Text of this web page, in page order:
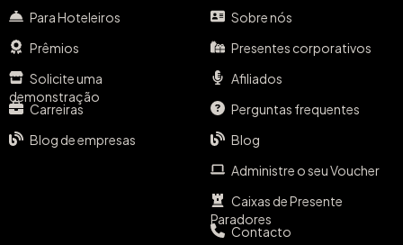
Para Hoteleiros
Prêmios
Solicite uma
demonstração
Carreiras
Blog de empresas
Sobre nós
Presentes corporativos
Afiliados
Perguntas frequentes
Blog
Administre o seu Voucher
Caixas de Presente
Paradores
Contacto